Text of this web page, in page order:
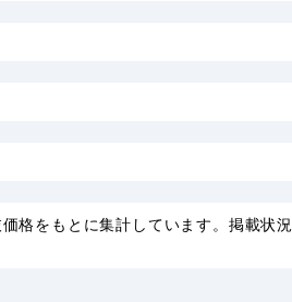
格をもとに集計しています。掲載状